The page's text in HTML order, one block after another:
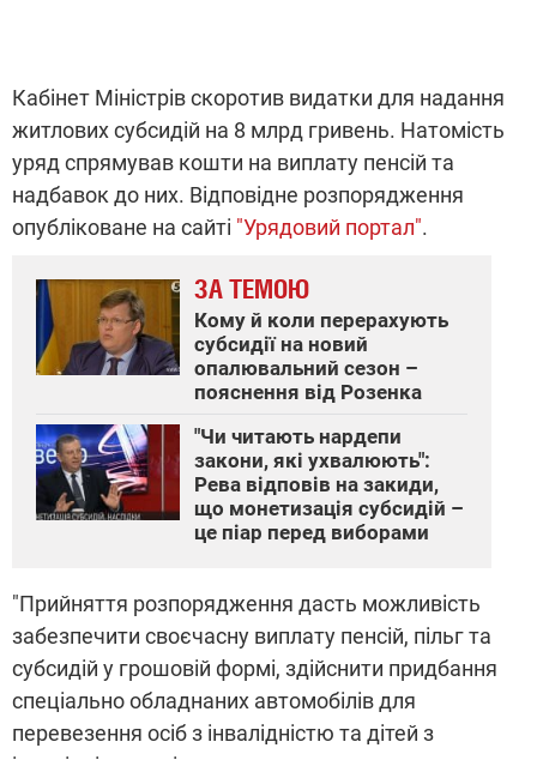
Кабінет Міністрів скоротив видатки для надання
житлових субсидій на 8 млрд гривень. Натомість
уряд спрямував кошти на виплату пенсій та
надбавок до них. Відповідне розпорядження
опубліковане на сайті "Урядовий портал".
ЗА ТЕМОЮ
Кому й коли перерахують
субсидії на новий
опалювальний сезон –
пояснення від Розенка
"Чи читають нардепи
закони, які ухвалюють":
Рева відповів на закиди,
що монетизація субсидій –
це піар перед виборами
"Прийняття розпорядження дасть можливість
забезпечити своєчасну виплату пенсій, пільг та
субсидій у грошовій формі, здійснити придбання
спеціально обладнаних автомобілів для
перевезення осіб з інвалідністю та дітей з